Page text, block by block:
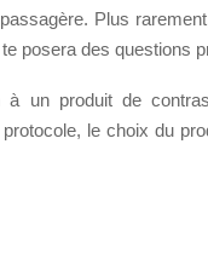
Plus
posera des questions
un produit de
le choix du